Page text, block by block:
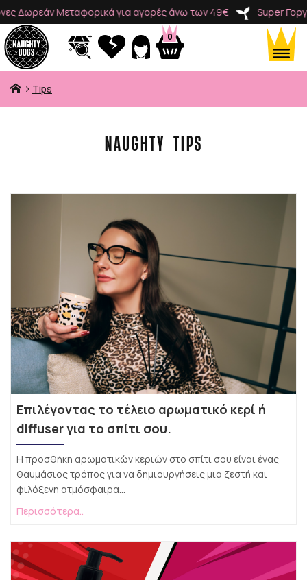
Μεταφορικά για αγορές άνω των 49€ Super Γοργόνες
0
Tips
NAUGHTY TIPS
Επιλέγοντας το τέλειο αρωματικό κερί ή
diffuser για το σπίτι σου.
Η προσθήκη αρωματικών κεριών στο σπίτι σου είναι ένας
θαυμάσιος τρόπος για να δημιουργήσεις μια ζεστή και
φιλόξενη ατμόσφαιρα...
Περισσότερα..